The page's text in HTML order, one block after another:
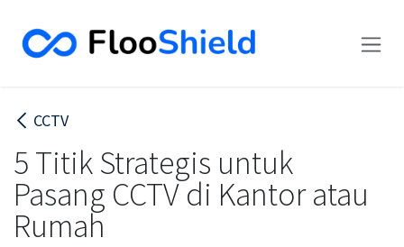
CCTV
5 Titik Strategis untuk
Pasang CCTV di Kantor atau
Rumah